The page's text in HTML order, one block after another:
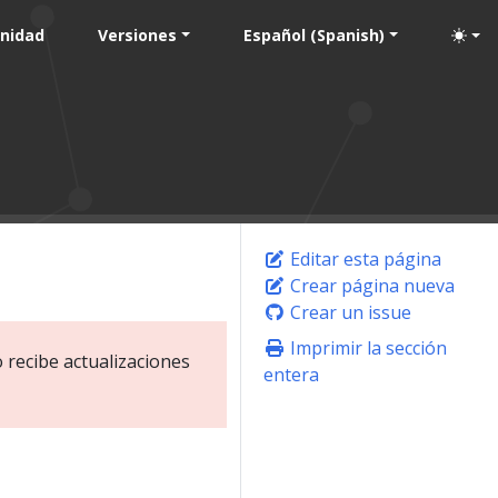
Versiones Español (Spanish)
Editar esta página
Crear página nueva
Crear un issue
Imprimir la sección
entera
actualizaciones